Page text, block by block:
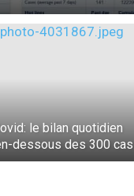
le bilan quotidien
dessous des 300 cas